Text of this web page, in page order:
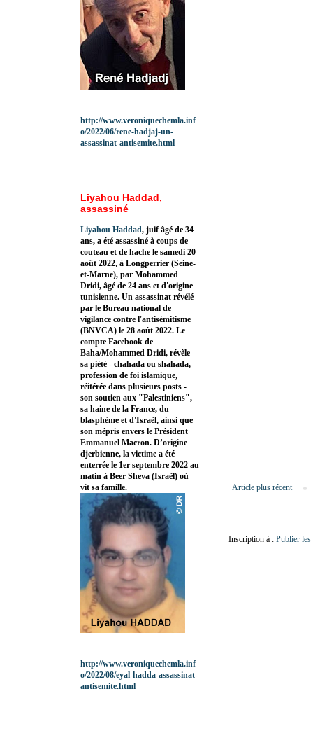
Article plus récent
Inscription à : Publier
http://www.veroniquechemla.inf
o/2022/06/rene-hadjaj-un-
assassinat-antisemite.html
Liyahou Haddad,
assassiné
Liyahou Haddad, juif âgé de 34
ans, a été assassiné à coups de
couteau et de hache le samedi 20
août 2022, à Longperrier (Seine-
et-Marne), par Mohammed
Dridi, âgé de 24 ans et d'origine
tunisienne. Un assassinat révélé
par le Bureau national de
vigilance contre l'antisémitisme
(BNVCA) le 28 août 2022. Le
compte Facebook de
Baha/Mohammed Dridi, révèle
sa piété - chahada ou shahada,
profession de foi islamique,
réitérée dans plusieurs posts -
son soutien aux "Palestiniens",
sa haine de la France, du
blasphème et d'Israël, ainsi que
son mépris envers le Président
Emmanuel Macron. D’origine
djerbienne, la victime a été
enterrée le 1er septembre 2022 au
matin à Beer Sheva (Israël) où
vit sa famille.
http://www.veroniquechemla.inf
o/2022/08/eyal-hadda-assassinat-
antisemite.html